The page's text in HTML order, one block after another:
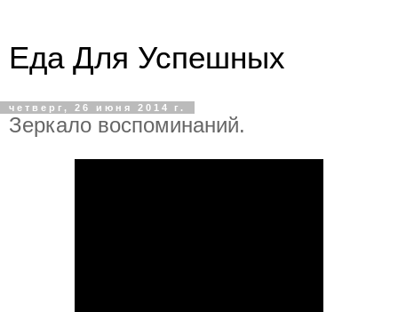
Еда Для Успешных
четверг, 26 июня 2014 г.
Зеркало воспоминаний.